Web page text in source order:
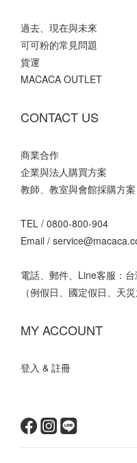
過去、現在與未來
可可粉的常見問題
貨運
MACACA OUTLET
CONTACT US
商業合作
企業與法人購買方案
教師、教室與會館採購方案
TEL / 0800-800-904
Email /
電話、郵件、Line客服：
（例假日、國定假日、天
MY ACCOUNT
登入 & 註冊